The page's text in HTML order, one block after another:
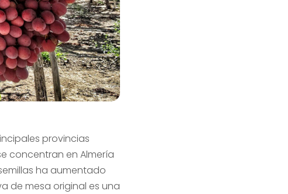
provincias
concentran en Almería
ha aumentado
de mesa original es una